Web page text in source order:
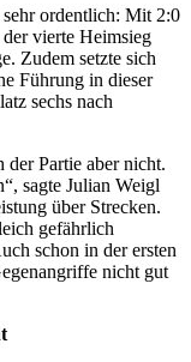
ordentlich: Mit 2:0
vierte Heimsieg
Zudem setzte sich
Führung in dieser
sechs nach
Partie aber nicht.
sagte Julian Weigl
über Strecken.
gefährlich
schon in der ersten
nicht gut